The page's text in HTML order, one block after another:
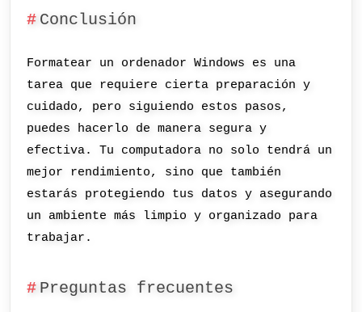
Conclusión
Formatear un ordenador Windows es una
tarea que requiere cierta preparación y
cuidado, pero siguiendo estos pasos,
puedes hacerlo de manera segura y
efectiva. Tu computadora no solo tendrá un
mejor rendimiento, sino que también
estarás protegiendo tus datos y asegurando
un ambiente más limpio y organizado para
trabajar.
Preguntas frecuentes